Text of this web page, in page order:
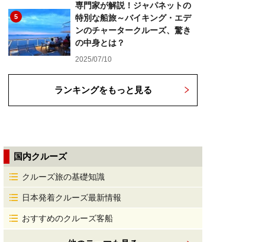
5
専門家が解説！ジャパネットの
特別な船旅～バイキング・エデ
ンのチャータークルーズ、驚き
の中身とは？
2025/07/10
ランキングをもっと見る
国内クルーズ
クルーズ旅の基礎知識
日本発着クルーズ最新情報
おすすめのクルーズ客船